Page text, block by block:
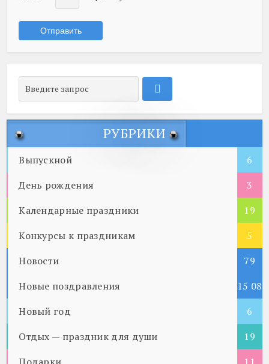
РУБРИКИ
Выпускной
6
День рождения
3
Календарные праздники
19
Конкурсы к праздникам
5
Новости
79
Новые поздравления
15 08
5
Новый год
6
Отдых — праздник для души
19